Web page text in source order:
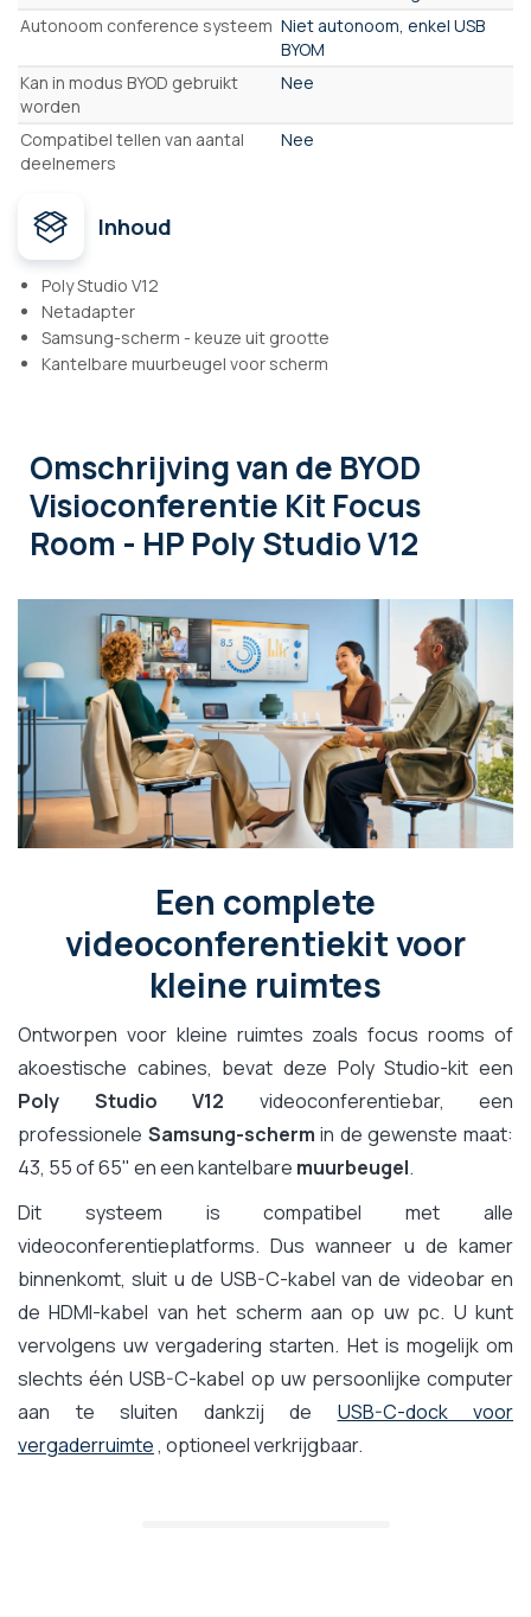
Autonoom conference systeem Niet autonoom, enkel USB
BYOM
Kan in modus BYOD gebruikt
worden
Nee
Compatibel tellen van aantal
deelnemers
Nee
Inhoud
Poly Studio V12
Netadapter
Samsung-scherm - keuze uit grootte
Kantelbare muurbeugel voor scherm
Omschrijvingvan de BYOD
Visioconferentie Kit Focus
Room - HP Poly Studio V12
Een complete
videoconferentiekit voor
kleine ruimtes
Ontworpen voor kleine ruimtes zoals focus rooms of
akoestische cabines, bevat deze Poly Studio-kit een
Poly Studio V12 videoconferentiebar, een
professionele Samsung-scherm in de gewenste maat:
43, 55 of 65" en een kantelbare muurbeugel.
Dit systeem is compatibel met alle
videoconferentieplatforms. Dus wanneer u de kamer
binnenkomt, sluit u de USB-C-kabel van de videobar en
de HDMI-kabel van het scherm aan op uw pc. U kunt
vervolgens uw vergadering starten. Het is mogelijk om
slechts één USB-C-kabel op uw persoonlijke computer
aan te sluiten dankzij de USB-C-dock voor
vergaderruimte, optioneel verkrijgbaar.